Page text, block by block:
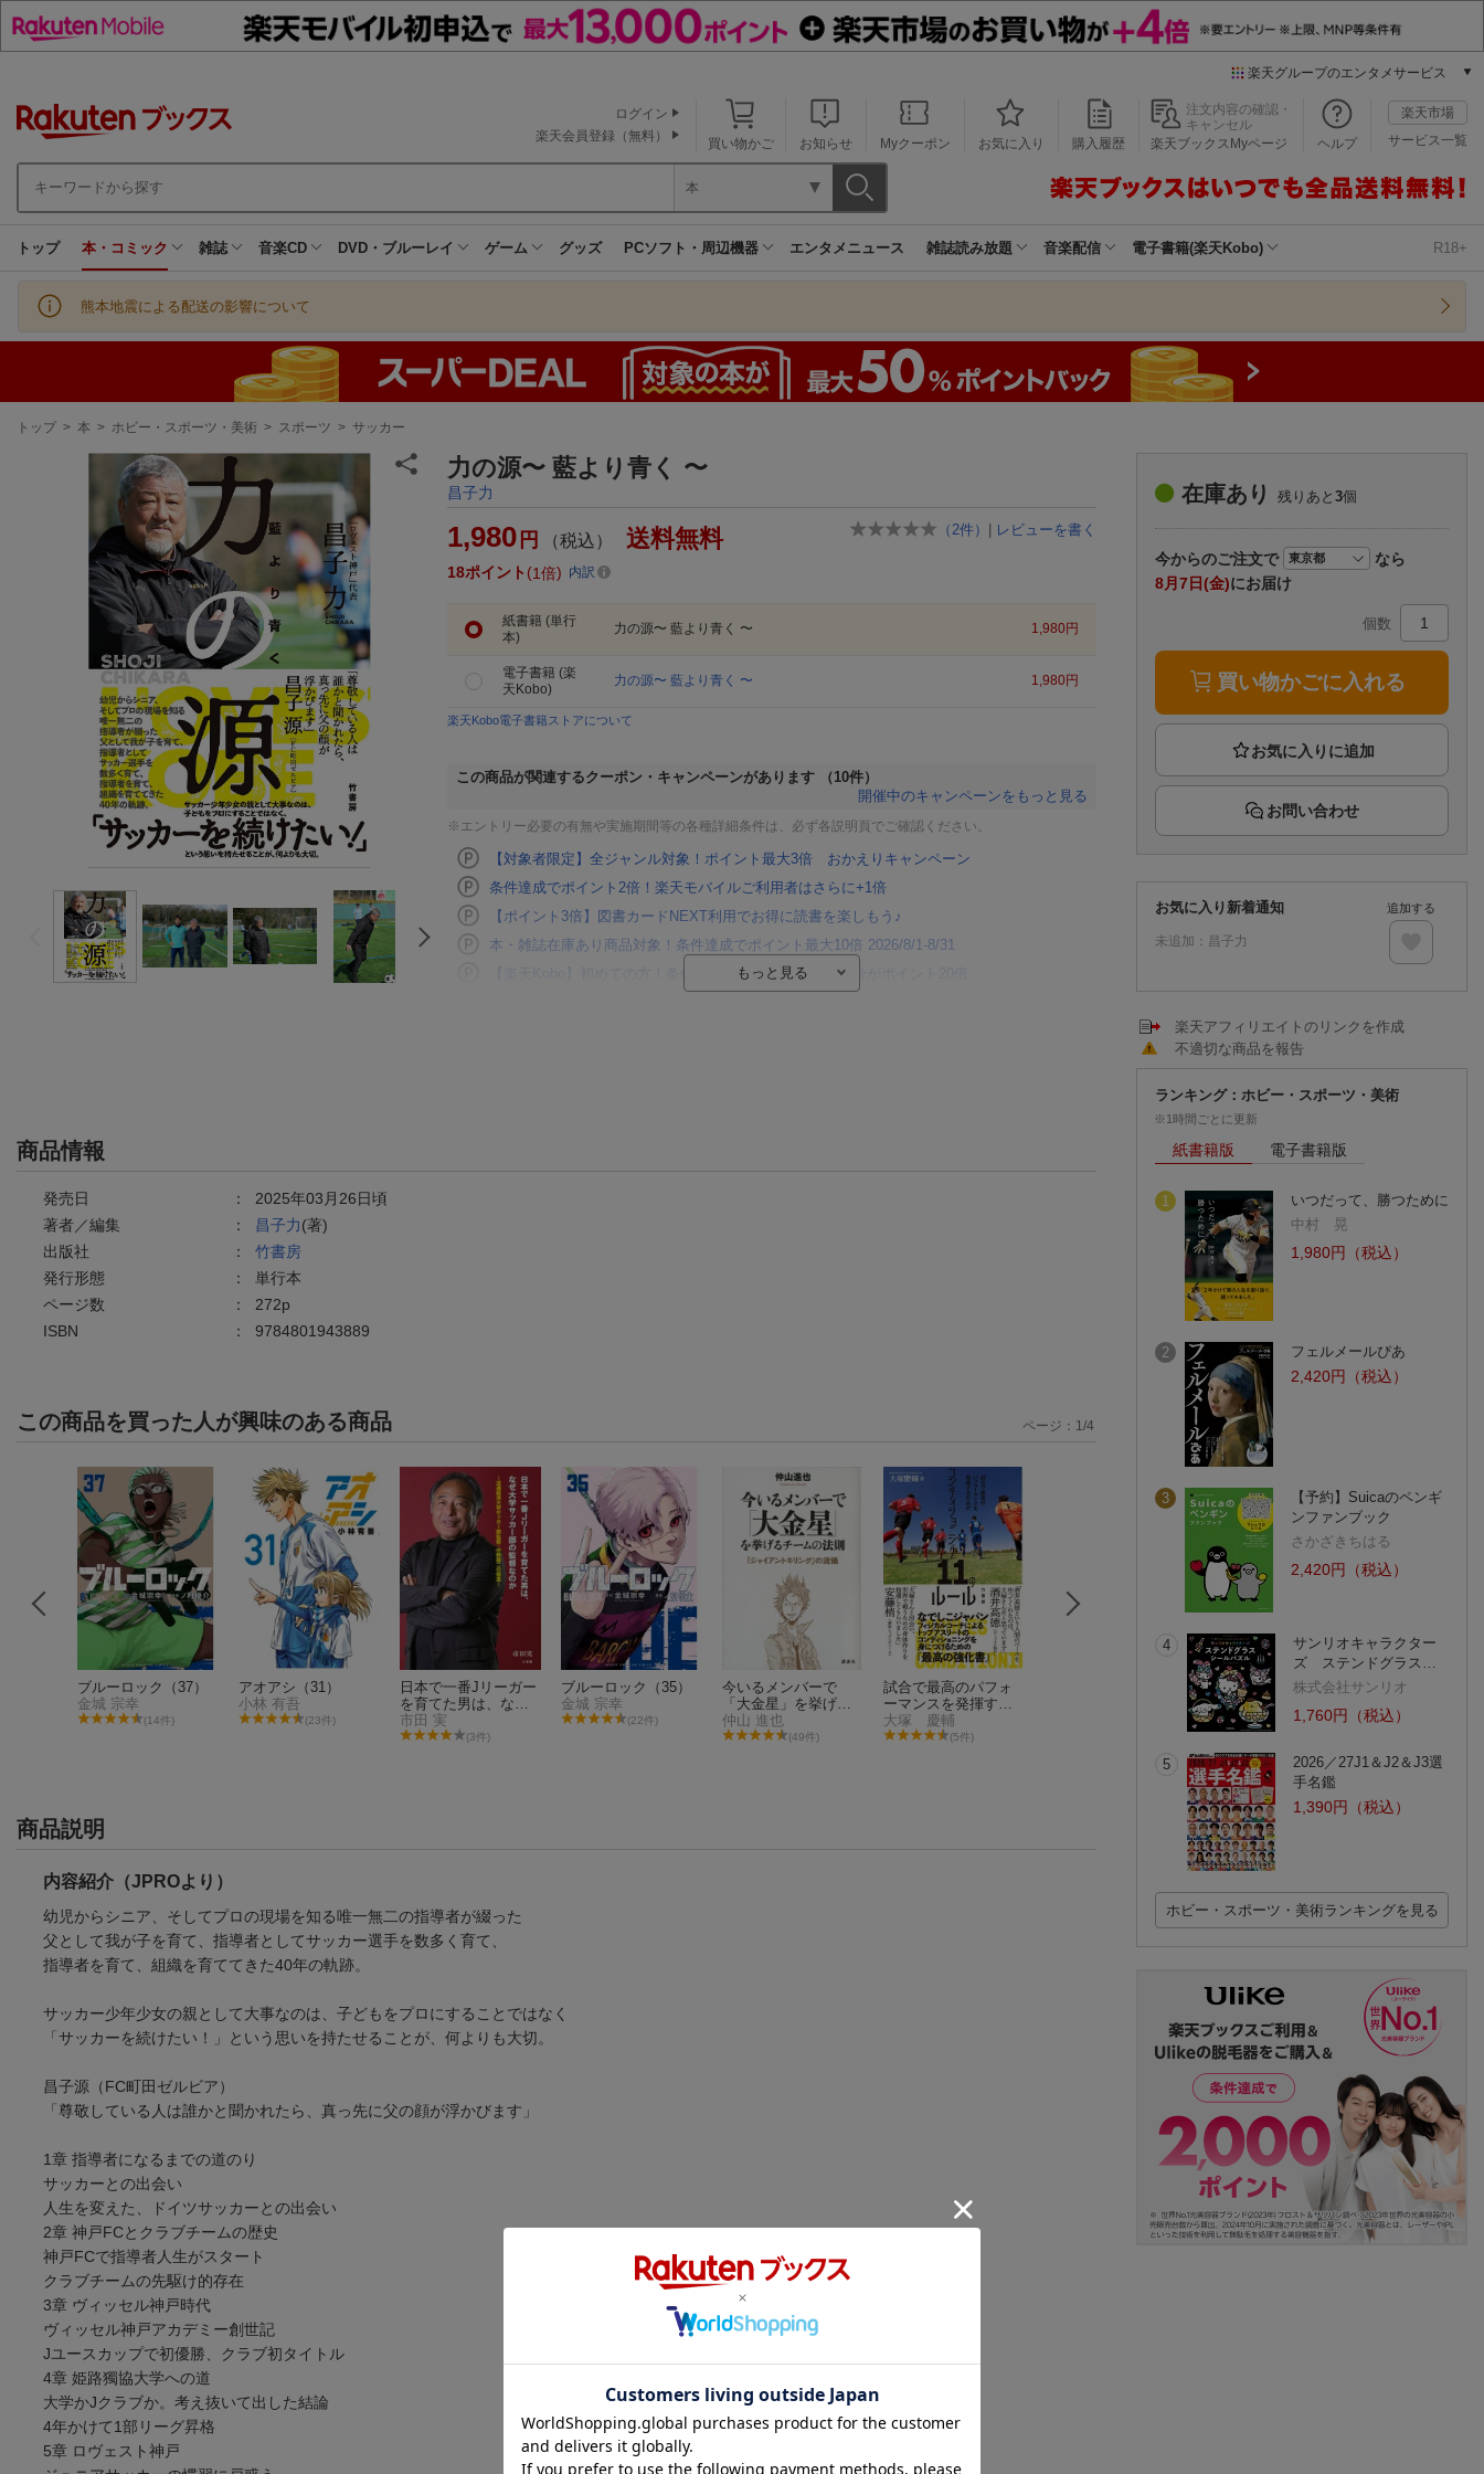
楽天グループのエンタメサービス
本/ゲーム/CD/DVD
楽天ブックス
楽天Kobo
楽天チケット
エンタメニュース
推し楽
買い物かご お知らせ Myクーポン お気に入り 購入履歴
注文内容の確認・
キャンセル
楽天ブックスMyページ
ヘルプ
楽天市場
サービス一覧
ログイン
楽天会員登録（無料）
本
トップ 本・コミック 雑誌 音楽CD DVD・ブルーレイ ゲーム グッズ PCソフト・周辺機器 エンタメニュース 雑誌読み放題 音楽配信 電子書籍(楽天Kobo) R18+
熊本地震による配送の影響について
現
トップ > 本 > ホビー・スポーツ・美術 > スポーツ > サッカー
力の源〜 藍より青く 〜
昌子力
（ 2件） | レビューを書く
1,980 円 （税込） 送料無料
18ポイント 1倍 内訳
紙書籍 (単行
本)
力の源〜 藍より青く 〜 1,980円
電子書籍 (楽
天Kobo)
力の源〜 藍より青く 〜 1,980円
楽天Kobo電子書籍ストアについて
この商品が関連するクーポン・キャンペーンがあります
（10件）
開催中のキャンペーンをもっと見る
※エントリー必要の有無や実施期間等の各種詳細条件は、必ず各説明頁でご確認ください。
【対象者限定】全ジャンル対象！ポイント最大3倍 おかえりキャンペーン
条件達成でポイント2倍！楽天モバイルご利用者はさらに+1倍
【ポイント3倍】図書カードNEXT利用でお得に読書を楽しもう♪
本・雑誌在庫あり商品対象！条件達成でポイント最大10倍 2026/8/1-8/31
【楽天Kobo】初めての方！条件達成で楽天ブックス購入分がポイント20倍
商品情報
発売日 ： 2025年03月26日頃
著者／編集
： 昌子力(著)
出版社
： 竹書房
発行形態
： 単行本
ページ数
： 272p
ISBN
： 9784801943889
この商品を買った人が興味のある商品
ブルーロック（37）
金城 宗幸
(14件)
アオアシ（31）
小林 有吾
(23件)
日本で一番Jリーガー
を育てた男は、なぜ
大学サッカー部の監
督なのか
市田 実
(3件)
ブルーロック（35）
金城 宗幸
(22件)
今いるメンバーで
「大金星」を挙げる
チームの法則ーー
『ジャイアントキリ
仲山 進也
(49件)
試合で最高のパフォ
ーマンスを発揮する
ためのコンディショ
ニング11のルール
大塚 慶輔
(5件)
アオアシに学ぶ「答
えを教えない」教え
方
仲山 進也
サッカー
ページ： 1 /4
商品説明
内容紹介（JPROより）
幼児からシニア、そしてプロの現場を知る唯一無二の指導者が綴った
父として我が子を育て、指導者としてサッカー選手を数多く育て、
指導者を育て、組織を育ててきた40年の軌跡。
サッカー少年少女の親として大事なのは、子どもをプロにすることではなく
「サッカーを続けたい！」という思いを持たせることが、何よりも大切。
昌子源（FC町田ゼルビア）
「尊敬している人は誰かと聞かれたら、真っ先に父の顔が浮かびます」
1章 指導者になるまでの道のり
サッカーとの出会い
人生を変えた、ドイツサッカーとの出会い
2章 神戸FCとクラブチームの歴史
神戸FCで指導者人生がスタート
クラブチームの先駆け的存在
3章 ヴィッセル神戸時代
ヴィッセル神戸アカデミー創世記
Jユースカップで初優勝、クラブ初タイトル
4章 姫路獨協大学への道
大学かJクラブか。考え抜いて出した結論
4年かけて1部リーグ昇格
5章 ロヴェスト神戸
在庫あり 残りあと 3個
今からのご注文で
なら
8月7日(金)にお届け
個数
買い物かごに入れる
お問い合わせ
お気に入り新着通知
未追加： 昌子力
追加する
楽天アフィリエイトのリンクを作成
不適切な商品を報告
ランキング：ホビー・スポーツ・美術
※1時間ごとに更新
紙書籍版 電子書籍版
1
いつだって、勝つために
中村 晃
1,980円（税込）
2 フェルメールぴあ
2,420円（税込）
3
【予約】Suicaのペンギ
ンファンブック
さかざきちはる
2,420円（税込）
4
サンリオキャラクター
ズ ステンドグラス…
株式会社サンリオ
1,760円（税込）
5
2026／27J1＆J2＆J3選
手名鑑
1,390円（税込）
ホビー・スポーツ・美術ランキングを見る